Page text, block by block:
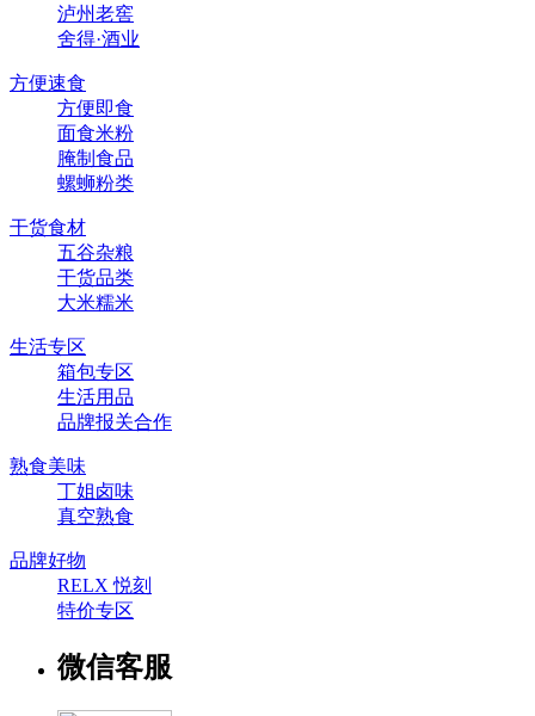
泸州老窖
舍得·酒业
方便速食
方便即食
面食米粉
腌制食品
螺蛳粉类
干货食材
五谷杂粮
干货品类
大米糯米
生活专区
箱包专区
生活用品
品牌报关合作
熟食美味
丁姐卤味
真空熟食
品牌好物
RELX 悦刻
特价专区
微信客服